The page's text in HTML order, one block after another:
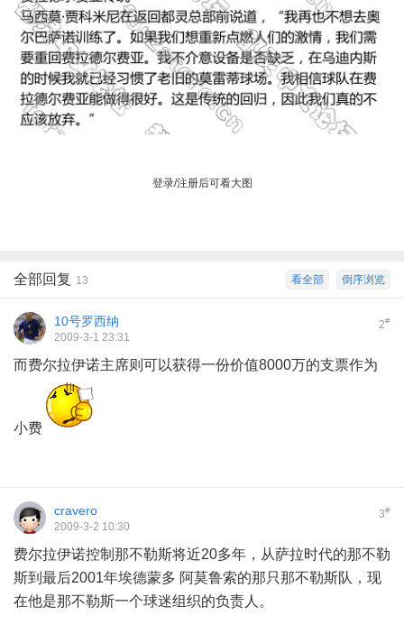
登录/注册后可看大图
倒序浏览
看全部
全部回复 13
2#
10号罗西纳
2009-3-1 23:31
而费尔拉伊诺主席则可以获得一份价值8000万的支票作为
小费
3#
cravero
2009-3-2 10:30
费尔拉伊诺控制那不勒斯将近20多年，从萨拉时代的那不勒
斯到最后2001年埃德蒙多 阿莫鲁索的那只那不勒斯队，现
在他是那不勒斯一个球迷组织的负责人。